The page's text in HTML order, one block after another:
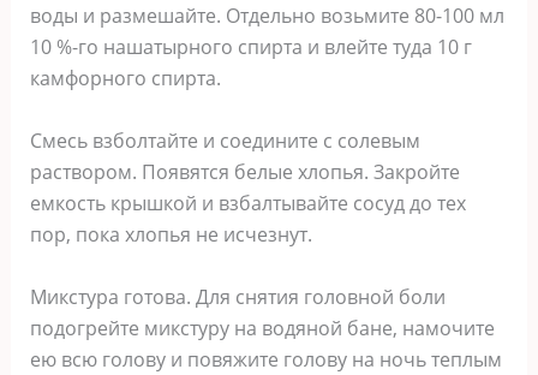
вοды и размешайте. Отдельно возьмите 80-100 мл
10 %-го нашатырного спирта и влейте туда 10 г
камфорного спирта.
Смесь взболтайте и соедините с солевым
раствором. Появятся белые хлопья. Закройте
емкость крышкой и взбалтывайте сосуд до тех
пор, пока хлопья не исчезнут.
Микстура готова. Для снятия головной боли
подогрейте микстуру на водяной бане, намочите
ею всю голову и повяжите голову на ночь теплым